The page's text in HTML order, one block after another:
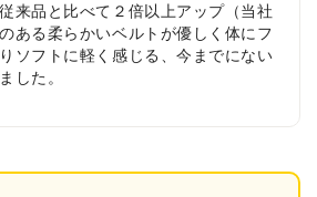
来品と比べて２倍以上アップ（当社
ある柔らかいベルトが優しく体にフ
ソフトに軽く感じる、今までにない
した。
ッと光る安ピカッ搭載。
場でも快適に背負えます。